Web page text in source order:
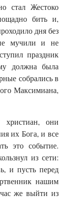
стал Жестоко
бить и,
дня без
мучили и не
праздник
должна была
собрались в
Максимиана,
они
их Бога, и все
это событие.
из сети:
и пусть перед
нашим
же выйти из